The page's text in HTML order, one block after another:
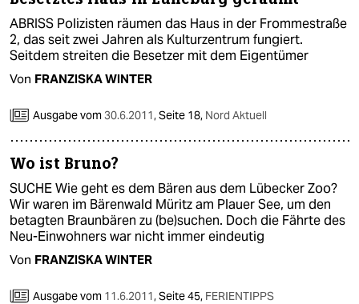
nord
wahrheit
veranstaltungen
shop
fragen & hilfe
unterstützen
abo
ABRISS Polizisten räumen das Haus in der Frommestraße
2, das seit zwei Jahren als Kulturzentrum fungiert.
Seitdem streiten die Besetzer mit dem Eigentümer
Von FRANZISKA WINTER
Ausgabe vom30.6.2011,Seite 18, Nord Aktuell
Wo ist Bruno?
SUCHE Wie geht es dem Bären aus dem Lübecker Zoo?
Wir waren im Bärenwald Müritz am Plauer See, um den
betagten Braunbären zu (be)suchen. Doch die Fährte des
Neu-Einwohners war nicht immer eindeutig
Von FRANZISKA WINTER
Ausgabe vom 11.6.2011,Seite 45, FERIENTIPPS